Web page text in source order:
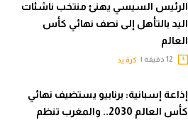
الرئيس السيسي يهنئ منتخب ناشئات
اليد بالتأهل إلى نصف نهائي كأس
العالم
كرة يد
إذاعة إسبانية: برنابيو يستضيف نهائي
كأس العالم 2030.. والمغرب تنظم